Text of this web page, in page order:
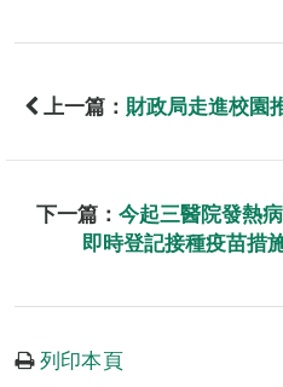
上一篇： 財政局走進校園
下一篇： 今起三醫院發熱
即時登記接種疫苗措
列印本頁